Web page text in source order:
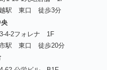
越駅 東口 徒歩3分
4-2フォレナ 1F
市駅 東口 徒歩20分